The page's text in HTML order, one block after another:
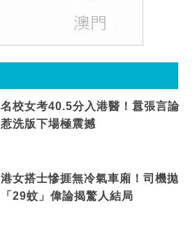
名校女考40.5分入港醫！囂張言論
惹洗版下場極震撼
港女搭士慘捱無冷氣車廂！司機拋
「29蚊」偉論揭驚人結局